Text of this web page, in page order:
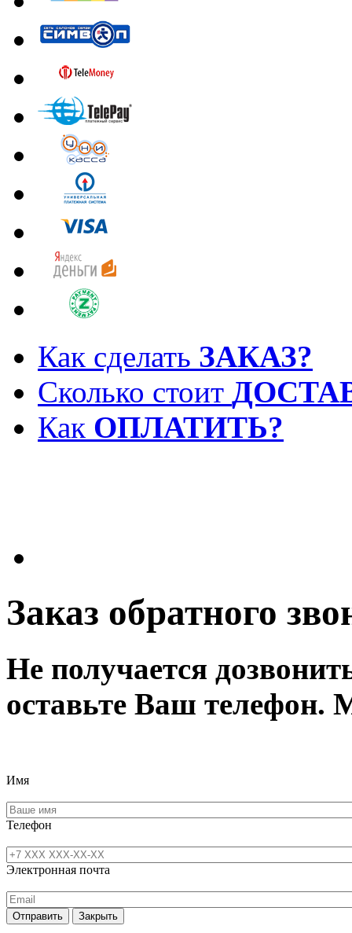
Как сделать ЗАКАЗ?
Сколько стоит
Как ОПЛАТИТЬ?
Заказ обратного
Не получается
оставьте Ваш
Имя
Телефон
Электронная почта
Отправить Закрыть